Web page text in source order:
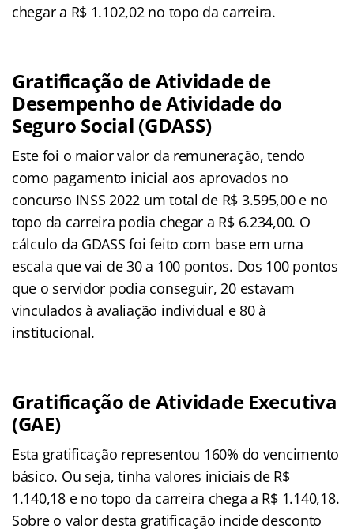
chegar a R$ 1.102,02 no topo da carreira.
Gratificação de Atividade de
Desempenho de Atividade do
Seguro Social (GDASS)
Este foi o maior valor da remuneração, tendo
como pagamento inicial aos aprovados no
concurso INSS 2022 um total de R$ 3.595,00 e no
topo da carreira podia chegar a R$ 6.234,00. O
cálculo da GDASS foi feito com base em uma
escala que vai de 30 a 100 pontos. Dos 100 pontos
que o servidor podia conseguir, 20 estavam
vinculados à avaliação individual e 80 à
institucional.
Gratificação de Atividade Executiva
(GAE)
Esta gratificação representou 160% do vencimento
básico. Ou seja, tinha valores iniciais de R$
1.140,18 e no topo da carreira chega a R$ 1.140,18.
Sobre o valor desta gratificação incide desconto